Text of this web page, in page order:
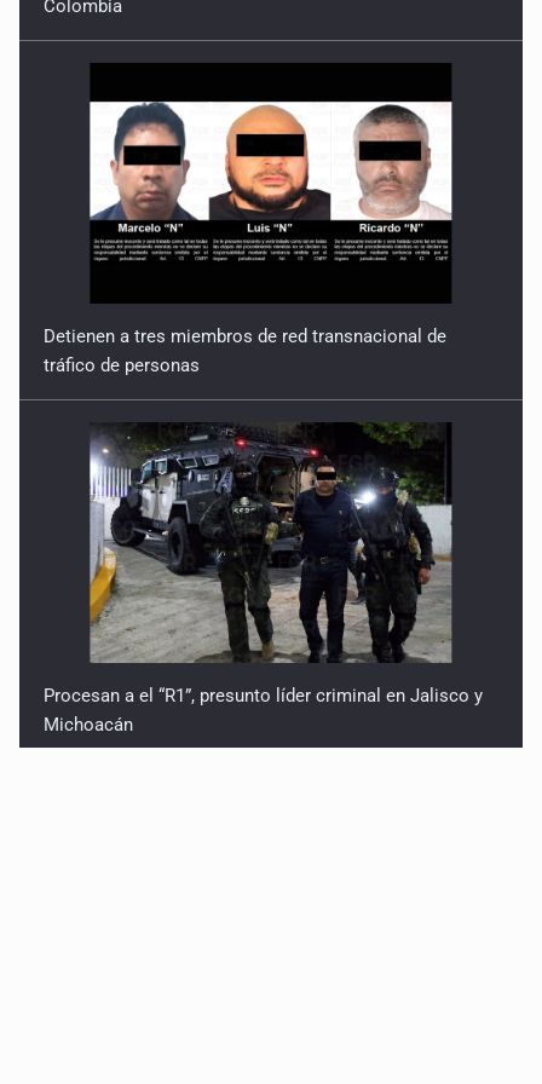
Detienen a tres miembros de red transnacional de
tráfico de personas
Procesan a el “R1”, presunto líder criminal en Jalisco y
Michoacán